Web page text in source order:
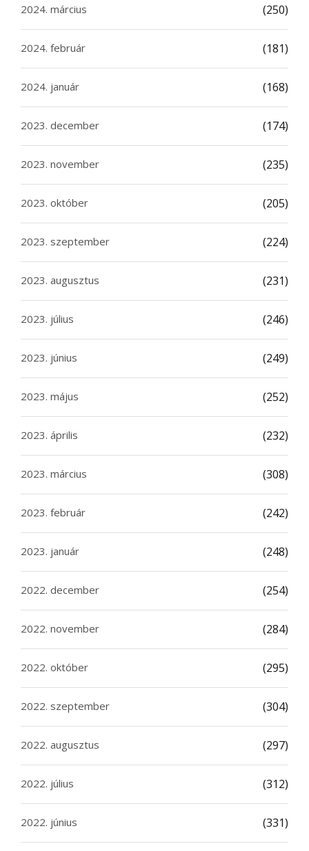
2024. március (250)
2024. február (181)
2024. január (168)
2023. december (174)
2023. november (235)
2023. október (205)
2023. szeptember (224)
2023. augusztus (231)
2023. július (246)
2023. június (249)
2023. május (252)
2023. április (232)
2023. március (308)
2023. február (242)
2023. január (248)
2022. december (254)
2022. november (284)
2022. október (295)
2022. szeptember (304)
2022. augusztus (297)
2022. július (312)
2022. június (331)